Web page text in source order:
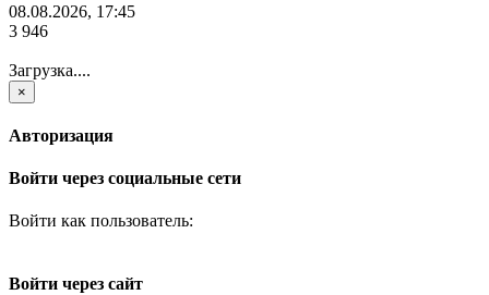
08.08.2026, 17:45
3 946
Загрузка....
×
Авторизация
Войти через социальные сети
Войти как пользователь:
Войти через сайт